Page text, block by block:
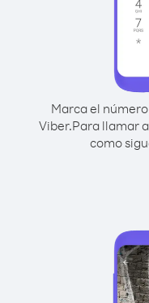
Marca el
Viber.Para llamar
como